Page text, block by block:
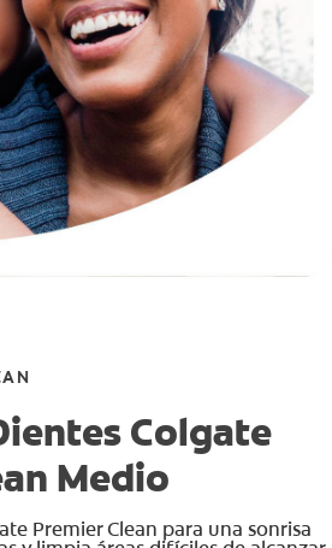
Colgate
Medio
Premier Clean para una sonrisa